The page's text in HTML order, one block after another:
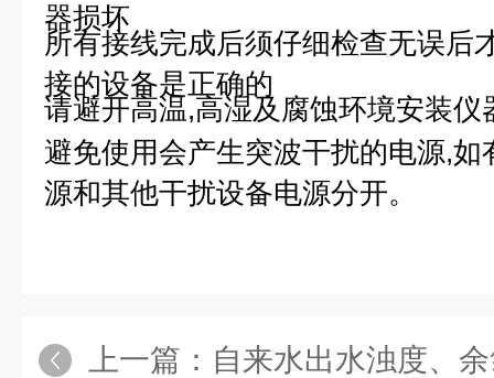
器损坏
所有接线完成后须仔细检查无误后
接的设备是正确的
请避开高温,高湿及腐蚀环境安装仪
避免使用会产生突波干扰的电源,
源和其他干扰设备电源分开。
上一篇： 自来水出水浊度、余氯、